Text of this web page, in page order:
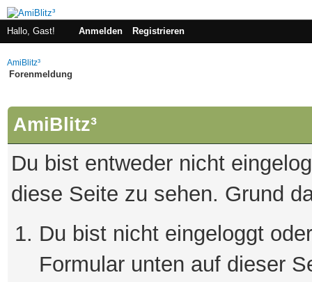
Hallo, Gast! Anmelden Registrieren
AmiBlitz³
Forenmeldung
AmiBlitz³
Du bist entweder nicht
diese Seite zu sehen. Grund
Du bist nicht eingeloggt
Formular unten auf dieser